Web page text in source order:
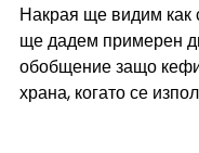
Накрая ще видим как
ще дадем примерен
обобщение защо
храна, когато се